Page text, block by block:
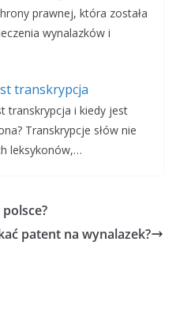
prawnej, która została
wynalazków i
transkrypcja
transkrypcja i kiedy jest
Transkrypcje słów nie
leksykonów,…
patent na wynalazek?